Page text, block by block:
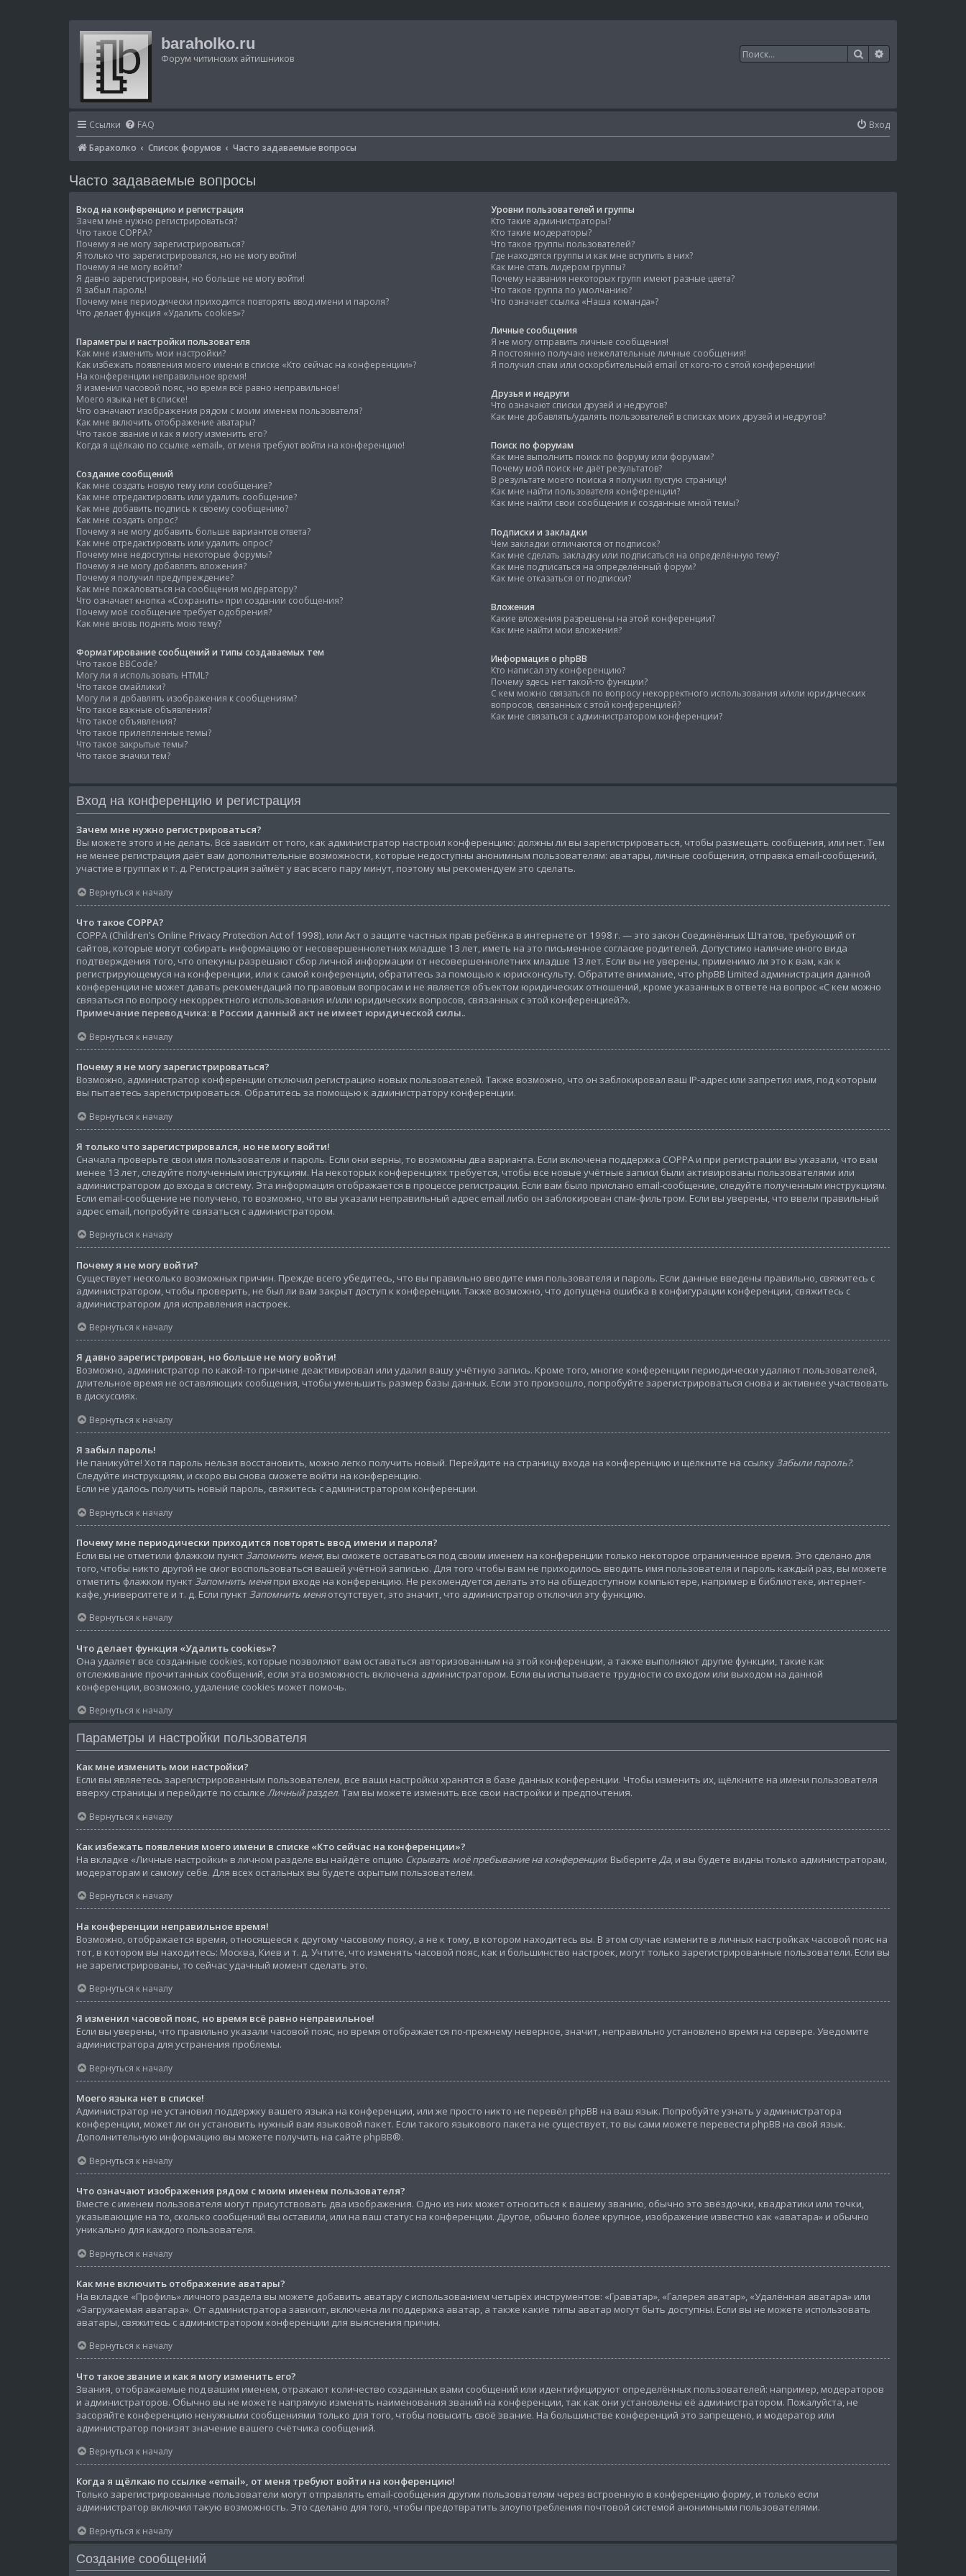
baraholko.ru
Форум читинских айтишников Поиск
Ссылки FAQ
Вход
Барахолко
Список форумов Часто задаваемые вопросы
Часто задаваемые вопросы
Вход на конференцию и регистрация
Зачем мне нужно регистрироваться?
Что такое COPPA?
Почему я не могу зарегистрироваться?
Я только что зарегистрировался, но не могу войти!
Почему я не могу войти?
Я давно зарегистрирован, но больше не могу войти!
Я забыл пароль!
Почему мне периодически приходится повторять ввод имени и пароля?
Что делает функция «Удалить cookies»?
Параметры и настройки пользователя
Как мне изменить мои настройки?
Как избежать появления моего имени в списке «Кто сейчас на конференции»?
На конференции неправильное время!
Я изменил часовой пояс, но время всё равно неправильное!
Моего языка нет в списке!
Что означают изображения рядом с моим именем пользователя?
Как мне включить отображение аватары?
Что такое звание и как я могу изменить его?
Когда я щёлкаю по ссылке «email», от меня требуют войти на конференцию!
Создание сообщений
Как мне создать новую тему или сообщение?
Как мне отредактировать или удалить сообщение?
Как мне добавить подпись к своему сообщению?
Как мне создать опрос?
Почему я не могу добавить больше вариантов ответа?
Как мне отредактировать или удалить опрос?
Почему мне недоступны некоторые форумы?
Почему я не могу добавлять вложения?
Почему я получил предупреждение?
Как мне пожаловаться на сообщения модератору?
Что означает кнопка «Сохранить» при создании сообщения?
Почему моё сообщение требует одобрения?
Как мне вновь поднять мою тему?
Форматирование сообщений и типы создаваемых тем
Что такое BBCode?
Могу ли я использовать HTML?
Что такое смайлики?
Могу ли я добавлять изображения к сообщениям?
Что такое важные объявления?
Что такое объявления?
Что такое прилепленные темы?
Что такое закрытые темы?
Что такое значки тем?
Уровни пользователей и группы
Кто такие администраторы?
Кто такие модераторы?
Что такое группы пользователей?
Где находятся группы и как мне вступить в них?
Как мне стать лидером группы?
Почему названия некоторых групп имеют разные цвета?
Что такое группа по умолчанию?
Что означает ссылка «Наша команда»?
Личные сообщения
Я не могу отправить личные сообщения!
Я постоянно получаю нежелательные личные сообщения!
Я получил спам или оскорбительный email от кого-то с этой конференции!
Друзья и недруги
Что означают списки друзей и недругов?
Как мне добавлять/удалять пользователей в списках моих друзей и недругов?
Поиск по форумам
Как мне выполнить поиск по форуму или форумам?
Почему мой поиск не даёт результатов?
В результате моего поиска я получил пустую страницу!
Как мне найти пользователя конференции?
Как мне найти свои сообщения и созданные мной темы?
Подписки и закладки
Чем закладки отличаются от подписок?
Как мне сделать закладку или подписаться на определённую тему?
Как мне подписаться на определённый форум?
Как мне отказаться от подписки?
Вложения
Какие вложения разрешены на этой конференции?
Как мне найти мои вложения?
Информация о phpBB
Кто написал эту конференцию?
Почему здесь нет такой-то функции?
С кем можно связаться по вопросу некорректного использования и/или юридических
вопросов, связанных с этой конференцией?
Как мне связаться с администратором конференции?
Вход на конференцию и регистрация
Зачем мне нужно регистрироваться?
Вы можете этого и не делать. Всё зависит от того, как администратор настроил конференцию: должны ли вы зарегистрироваться, чтобы размещать сообщения, или нет. Тем
не менее регистрация даёт вам дополнительные возможности, которые недоступны анонимным пользователям: аватары, личные сообщения, отправка email-сообщений,
участие в группах и т. д. Регистрация займёт у вас всего пару минут, поэтому мы рекомендуем это сделать.
Вернуться к началу
Что такое COPPA?
COPPA (Children’s Online Privacy Protection Act of 1998), или Акт о защите частных прав ребёнка в интернете от 1998 г. — это закон Соединённых Штатов, требующий от
сайтов, которые могут собирать информацию от несовершеннолетних младше 13 лет, иметь на это письменное согласие родителей. Допустимо наличие иного вида
подтверждения того, что опекуны разрешают сбор личной информации от несовершеннолетних младше 13 лет. Если вы не уверены, применимо ли это к вам, как к
регистрирующемуся на конференции, или к самой конференции, обратитесь за помощью к юрисконсульту. Обратите внимание, что phpBB Limited администрация данной
конференции не может давать рекомендаций по правовым вопросам и не является объектом юридических отношений, кроме указанных в ответе на вопрос «С кем можно
связаться по вопросу некорректного использования и/или юридических вопросов, связанных с этой конференцией?».
Примечание переводчика: в России данный акт не имеет юридической силы..
Вернуться к началу
Почему я не могу зарегистрироваться?
Возможно, администратор конференции отключил регистрацию новых пользователей. Также возможно, что он заблокировал ваш IP-адрес или запретил имя, под которым
вы пытаетесь зарегистрироваться. Обратитесь за помощью к администратору конференции.
Вернуться к началу
Я только что зарегистрировался, но не могу войти!
Сначала проверьте свои имя пользователя и пароль. Если они верны, то возможны два варианта. Если включена поддержка COPPA и при регистрации вы указали, что вам
менее 13 лет, следуйте полученным инструкциям. На некоторых конференциях требуется, чтобы все новые учётные записи были активированы пользователями или
администратором до входа в систему. Эта информация отображается в процессе регистрации. Если вам было прислано email-сообщение, следуйте полученным инструкциям.
Если email-сообщение не получено, то возможно, что вы указали неправильный адрес email либо он заблокирован спам-фильтром. Если вы уверены, что ввели правильный
адрес email, попробуйте связаться с администратором.
Вернуться к началу
Почему я не могу войти?
Существует несколько возможных причин. Прежде всего убедитесь, что вы правильно вводите имя пользователя и пароль. Если данные введены правильно, свяжитесь с
администратором, чтобы проверить, не был ли вам закрыт доступ к конференции. Также возможно, что допущена ошибка в конфигурации конференции, свяжитесь с
администратором для исправления настроек.
Вернуться к началу
Я давно зарегистрирован, но больше не могу войти!
Возможно, администратор по какой-то причине деактивировал или удалил вашу учётную запись. Кроме того, многие конференции периодически удаляют пользователей,
длительное время не оставляющих сообщения, чтобы уменьшить размер базы данных. Если это произошло, попробуйте зарегистрироваться снова и активнее участвовать
в дискуссиях.
Вернуться к началу
Я забыл пароль!
Не паникуйте! Хотя пароль нельзя восстановить, можно легко получить новый. Перейдите на страницу входа на конференцию и щёлкните на ссылкуЗабыли пароль?.
Следуйте инструкциям, и скоро вы снова сможете войти на конференцию.
Если не удалось получить новый пароль, свяжитесь с администратором конференции.
Вернуться к началу
Почему мне периодически приходится повторять ввод имени и пароля?
Если вы не отметили флажком пунктЗапомнить меня, вы сможете оставаться под своим именем на конференции только некоторое ограниченное время. Это сделано для
того, чтобы никто другой не смог воспользоваться вашей учётной записью. Для того чтобы вам не приходилось вводить имя пользователя и пароль каждый раз, вы можете
отметить флажком пунктЗапомнить меняпри входе на конференцию. Не рекомендуется делать это на общедоступном компьютере, например в библиотеке, интернет-
кафе, университете и т. д. Если пунктЗапомнить меняотсутствует, это значит, что администратор отключил эту функцию.
Вернуться к началу
Что делает функция «Удалить cookies»?
Она удаляет все созданные cookies, которые позволяют вам оставаться авторизованным на этой конференции, а также выполняют другие функции, такие как
отслеживание прочитанных сообщений, если эта возможность включена администратором. Если вы испытываете трудности со входом или выходом на данной
конференции, возможно, удаление cookies может помочь.
Вернуться к началу
Параметры и настройки пользователя
Как мне изменить мои настройки?
Если вы являетесь зарегистрированным пользователем, все ваши настройки хранятся в базе данных конференции. Чтобы изменить их, щёлкните на имени пользователя
вверху страницы и перейдите по ссылке Личный раздел. Там вы можете изменить все свои настройки и предпочтения.
Вернуться к началу
Как избежать появления моего имени в списке «Кто сейчас на конференции»?
На вкладке «Личные настройки» в личном разделе вы найдёте опцию Скрывать моё пребывание на конференции. Выберите Да, и вы будете видны только администраторам,
модераторам и самому себе. Для всех остальных вы будете скрытым пользователем.
Вернуться к началу
На конференции неправильное время!
Возможно, отображается время, относящееся к другому часовому поясу, а не к тому, в котором находитесь вы. В этом случае измените в личных настройках часовой пояс на
тот, в котором вы находитесь: Москва, Киев и т. д. Учтите, что изменять часовой пояс, как и большинство настроек, могут только зарегистрированные пользователи. Если вы
не зарегистрированы, то сейчас удачный момент сделать это.
Вернуться к началу
Я изменил часовой пояс, но время всё равно неправильное!
Если вы уверены, что правильно указали часовой пояс, но время отображается по-прежнему неверное, значит, неправильно установлено время на сервере. Уведомите
администратора для устранения проблемы.
Вернуться к началу
Моего языка нет в списке!
Администратор не установил поддержку вашего языка на конференции, или же просто никто не перевёл phpBB на ваш язык. Попробуйте узнать у администратора
конференции, может ли он установить нужный вам языковой пакет. Если такого языкового пакета не существует, то вы сами можете перевести phpBB на свой язык.
Дополнительную информацию вы можете получить на сайте phpBB®.
Вернуться к началу
Что означают изображения рядом с моим именем пользователя?
Вместе с именем пользователя могут присутствовать два изображения. Одно из них может относиться к вашему званию, обычно это звёздочки, квадратики или точки,
указывающие на то, сколько сообщений вы оставили, или на ваш статус на конференции. Другое, обычно более крупное, изображение известно как «аватара» и обычно
уникально для каждого пользователя.
Вернуться к началу
Как мне включить отображение аватары?
На вкладке «Профиль» личного раздела вы можете добавить аватару с использованием четырёх инструментов: «Граватар», «Галерея аватар», «Удалённая аватара» или
«Загружаемая аватара». От администратора зависит, включена ли поддержка аватар, а также какие типы аватар могут быть доступны. Если вы не можете использовать
аватары, свяжитесь с администратором конференции для выяснения причин.
Вернуться к началу
Что такое звание и как я могу изменить его?
Звания, отображаемые под вашим именем, отражают количество созданных вами сообщений или идентифицируют определённых пользователей: например, модераторов
и администраторов. Обычно вы не можете напрямую изменять наименования званий на конференции, так как они установлены её администратором. Пожалуйста, не
засоряйте конференцию ненужными сообщениями только для того, чтобы повысить своё звание. На большинстве конференций это запрещено, и модератор или
администратор понизят значение вашего счётчика сообщений.
Вернуться к началу
Когда я щёлкаю по ссылке «email», от меня требуют войти на конференцию!
Только зарегистрированные пользователи могут отправлять email-сообщения другим пользователям через встроенную в конференцию форму, и только если
администратор включил такую возможность. Это сделано для того, чтобы предотвратить злоупотребления почтовой системой анонимными пользователями.
Вернуться к началу
Создание сообщений